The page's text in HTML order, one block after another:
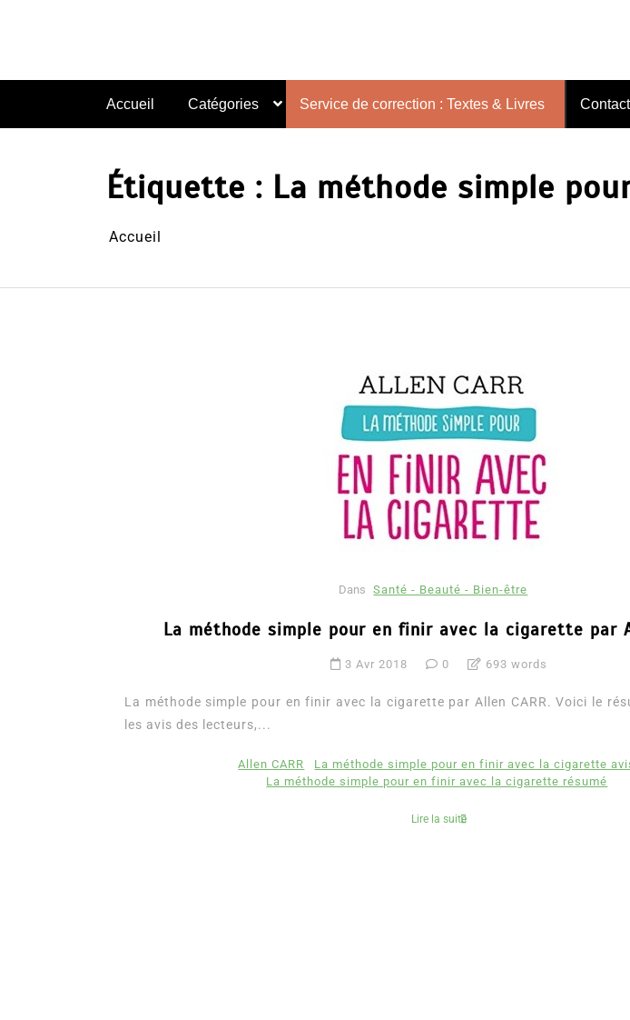
Accueil Catégories Service de correction : Textes & Livres
Étiquette : La méthode simple
Accueil
Dans Santé - Beauté - Bien-être
La méthode simple pour en finir avec la cigarette par
3 Avr 2018 0 693 words
La méthode simple pour en finir avec la cigarette par Allen CARR. Voici le
les avis des lecteurs,...
Allen CARR
La méthode simple pour en finir avec la cigarette
La méthode simple pour en finir avec la cigarette résumé
Lire la suite
Dans Romance
Romances – l’actualité : été
2026
6 Juil 2026
littérature sentimentale romance
8 Juil 2026 0